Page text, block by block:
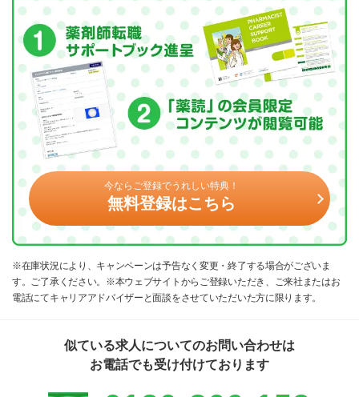
今ならご登録でうれしい特典！
無料登録はこちら
※在庫状況により、キャンペーンは予告なく変更・終了する場合がございま
す。ご了承ください。※本ウェブサイトからご登録いただき、ご来社またはお
電話にてキャリアアドバイザーと面談をさせていただいた方に限ります。
似ている求人についてのお問い合わせは
お電話でも受け付けております